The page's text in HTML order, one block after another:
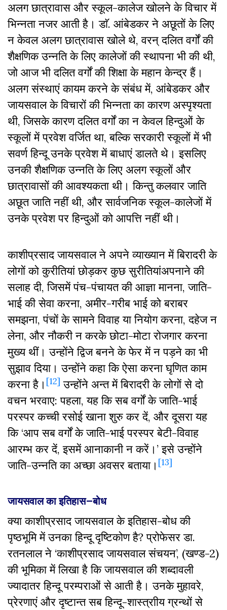
अलग छात्रावास और स्कूल-कालेज खोलने के विचार में
भिन्नता नजर आती है। डाॅ. आंबेडकर ने अछूतों के लिए
न केवल अलग छात्रावास खोले थे, वरन् दलित वर्गों की
शैक्षणिक उन्नति के लिए कालेजों की स्थापना भी की थी,
जो आज भी दलित वर्गों की शिक्षा के महान केन्द्र हैं।
अलग संस्थाएं कायम करने के संबंध में, आंबेडकर और
जायसवाल के विचारों की भिन्नता का कारण अस्पृश्यता
थी, जिसके कारण दलित वर्गों का न केवल हिन्दुओं के
स्कूलों में प्रवेश वर्जित था, बल्कि सरकारी स्कूलों में भी
सवर्ण हिन्दू उनके प्रवेश में बाधाएं डालते थे। इसलिए
उनकी शैक्षणिक उन्नति के लिए अलग स्कूलों और
छात्रावासों की आवश्यकता थी। किन्तु कलवार जाति
अछूत जाति नहीं थी, और सार्वजनिक स्कूल-कालेजों में
उनके प्रवेश पर हिन्दुओं को आपत्ति नहीं थी।
काशीप्रसाद जायसवाल ने अपने व्याख्यान में बिरादरी के
लोगों को कुरीतियां छोड़कर कुछ सुरीतियांअपनाने की
सलाह दी, जिसमें पंच-पंचायत की आज्ञा मानना, जाति-
भाई की सेवा करना, अमीर-गरीब भाई को बराबर
समझना, पंचों के सामने विवाह या नियोग करना, दहेज न
लेना, और नौकरी न करके छोटा-मोटा रोजगार करना
मुख्य थीं। उन्होंने द्विज बनने के फेर में न पड़ने का भी
सुझाव दिया। उन्होंने कहा कि ऐसा करना घृणित काम
करना है। [12] उन्होंने अन्त में बिरादरी के लोगों से दो
वचन भरवाए: पहला, यह कि सब वर्गों के जाति-भाई
परस्पर कच्ची रसोई खाना शुरु कर दें, और दूसरा यह
कि ‘आप सब वर्गों के जाति-भाई परस्पर बेटी-विवाह
आरम्भ कर दें, इसमें आनाकानी न करें।’ इसे उन्होंने
जाति-उन्नति का अच्छा अवसर बताया। [13]
जायसवालकाइतिहास–बोध
क्या काशीप्रसाद जायसवाल के इतिहास-बोध की
पृष्ठभूमि में उनका हिन्दू दृष्टिकोण है? प्रोफेसर डा.
रतनलाल ने ‘काशीप्रसाद जायसवाल संचयन’, (खण्ड-2)
की भूमिका में लिखा है कि जायसवाल की शब्दावली
ज्यादातर हिन्दू परम्पराओं से आती है। उनके मुहावरे,
प्रेरणाएं और दृष्टान्त सब हिन्दू-शास्त्राीय ग्रन्थों से